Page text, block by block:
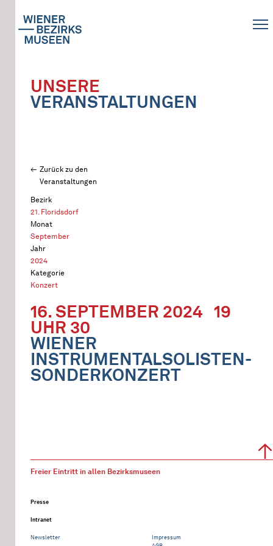
UNSERE
VERANSTALTUNGEN
Zurück zu den
Veranstaltungen
Bezirk
21. Floridsdorf
Monat
September
Jahr
2024
Kategorie
Konzert
16. SEPTEMBER 2024 19
UHR 30
WIENER
INSTRUMENTALSOLISTEN-
SONDERKONZERT
Freier Eintritt in allen Bezirksmuseen
Presse
Intranet
Newsletter
Impressum